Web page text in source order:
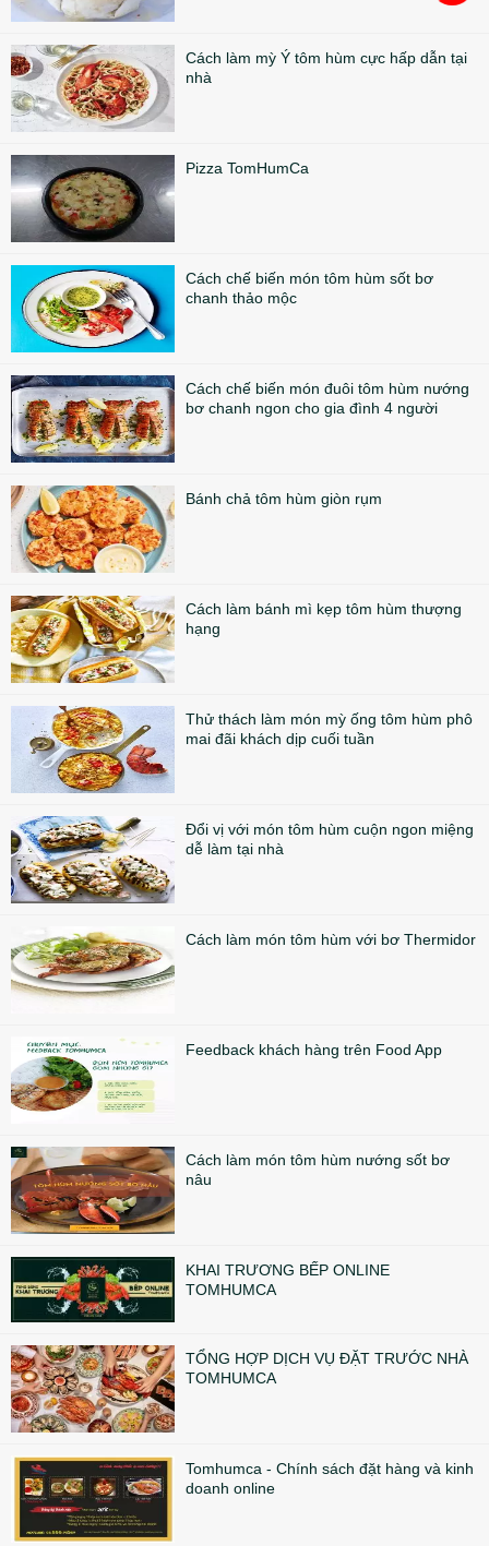
Cách làm mỳ Ý tôm hùm cực hấp dẫn tại
nhà
Pizza TomHumCa
Cách chế biến món tôm hùm sốt bơ
chanh thảo mộc
Cách chế biến món đuôi tôm hùm nướng
bơ chanh ngon cho gia đình 4 người
Bánh chả tôm hùm giòn rụm
Cách làm bánh mì kẹp tôm hùm thượng
hạng
Thử thách làm món mỳ ống tôm hùm phô
mai đãi khách dịp cuối tuần
Đổi vị với món tôm hùm cuộn ngon miệng
dễ làm tại nhà
Cách làm món tôm hùm với bơ Thermidor
Feedback khách hàng trên Food App
Cách làm món tôm hùm nướng sốt bơ
nâu
KHAI TRƯƠNG BẾP ONLINE
TOMHUMCA
TỔNG HỢP DỊCH VỤ ĐẶT TRƯỚC NHÀ
TOMHUMCA
Tomhumca - Chính sách đặt hàng và kinh
doanh online